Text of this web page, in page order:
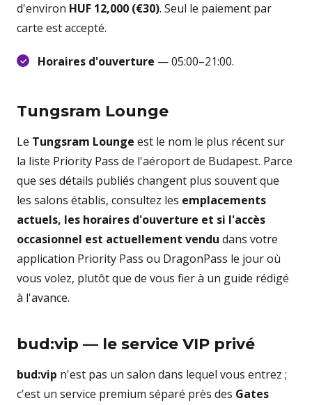
d'environ HUF 12,000 (€30). Seul le paiement par
carte est accepté.
Horaires d'ouverture — 05:00–21:00.
Tungsram Lounge
Le Tungsram Lounge est le nom le plus récent sur
la liste Priority Pass de l'aéroport de Budapest. Parce
que ses détails publiés changent plus souvent que
les salons établis, consultez les emplacements
actuels, les horaires d'ouverture et si l'accès
occasionnel est actuellement vendu dans votre
application Priority Pass ou DragonPass le jour où
vous volez, plutôt que de vous fier à un guide rédigé
à l'avance.
bud:vip — le service VIP privé
bud:vip n'est pas un salon dans lequel vous entrez ;
c'est un service premium séparé près des Gates